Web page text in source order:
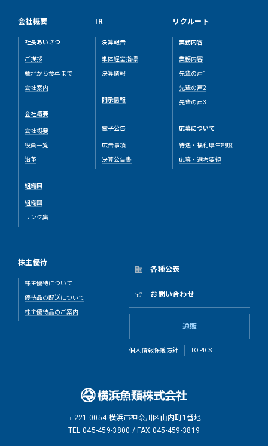
会社概要
社長あいさつ
ご挨拶
産地から食卓まで
会社案内
会社概要
会社概要
役員一覧
沿革
組織図
組織図
リンク集
IR
決算報告
単体経営指標
決算情報
開示情報
電子公告
広告事項
決算公告書
リクルート
業務内容
業務内容
先輩の声1
先輩の声2
先輩の声3
応募について
待遇・福利厚生制度
応募・選考要領
株主優待
株主優待について
優待品の配送について
株主優待品のご案内
各種公表
お問い合わせ
通販
個人情報保護方針 TOPICS
〒221-0054 横浜市神奈川区山内町1番地
TEL 045-459-3800 / FAX 045-459-3819